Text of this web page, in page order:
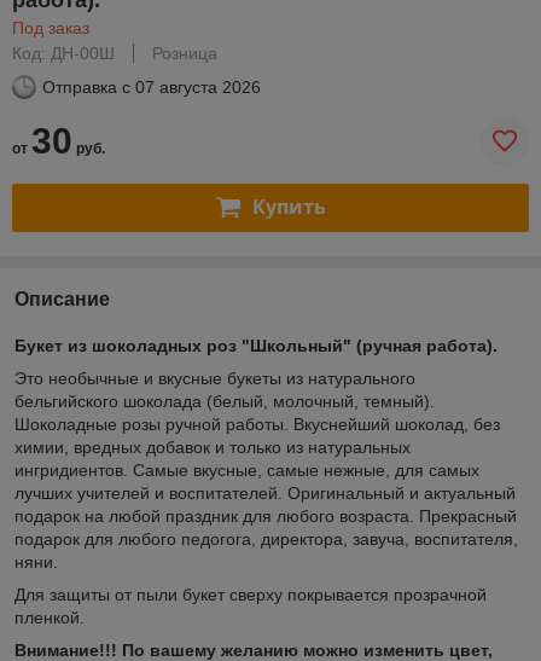
Под заказ
Код: ДН-00Ш
Розница
Отправка с 07 августа 2026
от 30 руб.
Купить
Описание
Букет из шоколадных роз "Школьный" (ручная работа).
Это необычные и вкусные букеты из натурального
бельгийского шоколада (белый, молочный, темный).
Шоколадные розы ручной работы. Вкуснейший шоколад, без
химии, вредных добавок и только из натуральных
ингридиентов. Самые вкусные, самые нежные, для самых
лучших учителей и воспитателей. Оригинальный и актуальный
подарок на любой праздник для любого возраста. Прекрасный
подарок для любого педогога, директора, завуча, воспитателя,
няни.
Для защиты от пыли букет сверху покрывается прозрачной
пленкой.
Внимание!!! По вашему желанию можно изменить цвет,